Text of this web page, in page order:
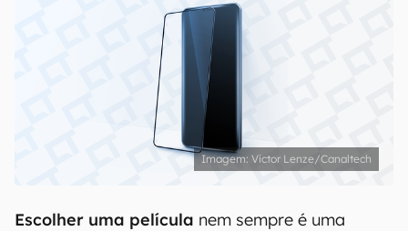
Victor Lenze/Canaltech
Escolher uma película nem sempre é uma